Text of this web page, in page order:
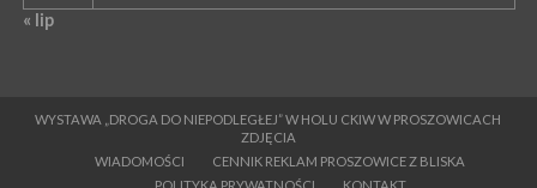
« lip
WYSTAWA „DROGA DO NIEPODLEGŁEJ” W HOLU CKIW W PROSZOWICACH
ZDJĘCIA
WIADOMOŚCI
CENNIK REKLAM PROSZOWICE Z BLISKA